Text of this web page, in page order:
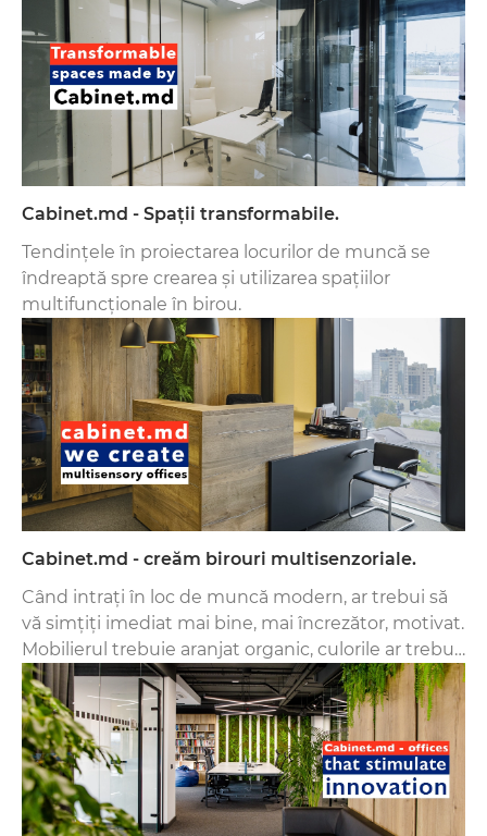
doresc să se adapteze la circumstanțe.
Cabinet.md - Spații transformabile.
Tendințele în proiectarea locurilor de muncă se
îndreaptă spre crearea și utilizarea spațiilor
multifuncționale în birou.
Cabinet.md - creăm birouri multisenzoriale.
Când intrați în loc de muncă modern, ar trebui să
vă simțiți imediat mai bine, mai încrezător, motivat.
Mobilierul trebuie aranjat organic, culorile ar trebui
să fie plăcute ochiului.